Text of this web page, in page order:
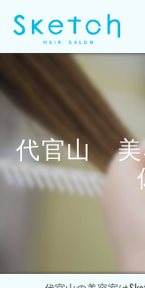
代官山 美